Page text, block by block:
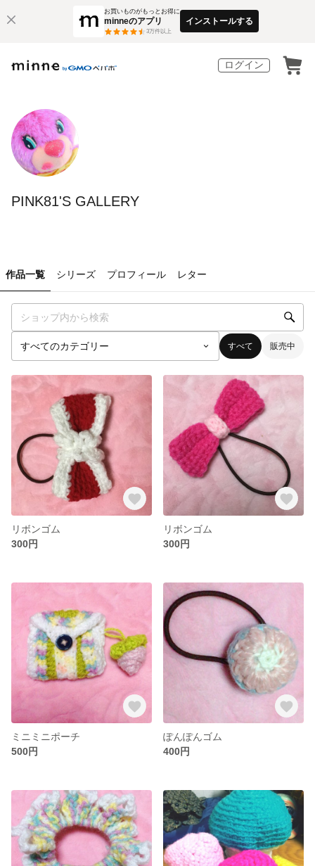
お買いものがもっとお得に
minneのアプリ
3万件以上
インストールする
ログイン
PINK81'S GALLERY
作品一覧 シリーズ プロフィール レター
すべて 販売中
リボンゴム
300円
リボンゴム
300円
ミニミニポーチ
500円
ぽんぽんゴム
400円